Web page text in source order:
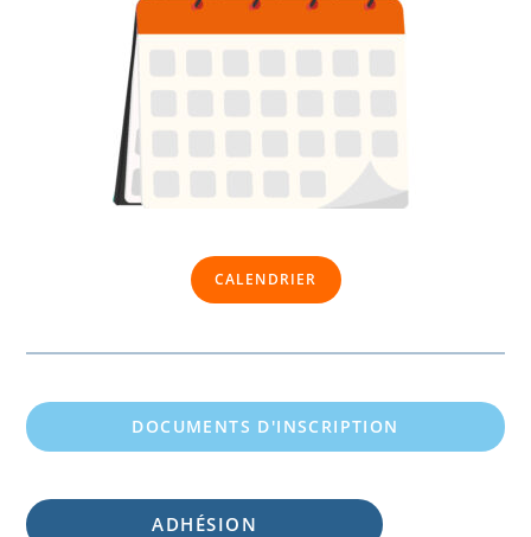
CALENDRIER
DOCUMENTS D'INSCRIPTION
ADHÉSION